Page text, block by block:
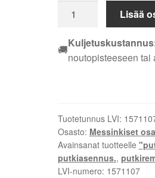
DN
32
Lisää
🚚
noutopisteeseen tai
Tuotetunnus LVI:
Osasto: Messinkiset
Avainsanat tuotteelle
putkiasennus.,
LVI-numero: 1571107